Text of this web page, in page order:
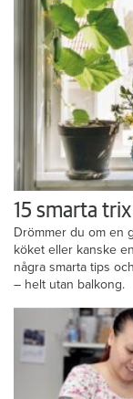
15 smarta
Drömmer du om en
köket eller kanske
några smarta tips
– helt utan balkong.